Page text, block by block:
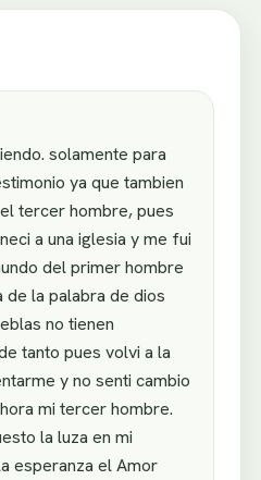
solamente para
ya que tambien
tercer hombre, pues
a una iglesia y me fui
del primer hombre
de la palabra de dios
no tienen
tanto pues volvi a la
y no senti cambio
mi tercer hombre.
la luza en mi
esperanza el Amor